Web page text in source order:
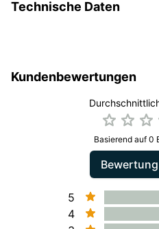
Technische Daten
Kundenbewertungen
Basierend auf 0
5
4